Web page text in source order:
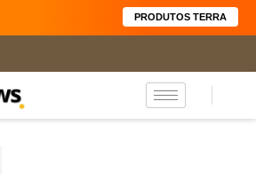
PRODUTOS TERRA